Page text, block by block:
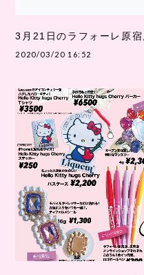
3月21日のラフォーレ原
2020/03/20 16:52